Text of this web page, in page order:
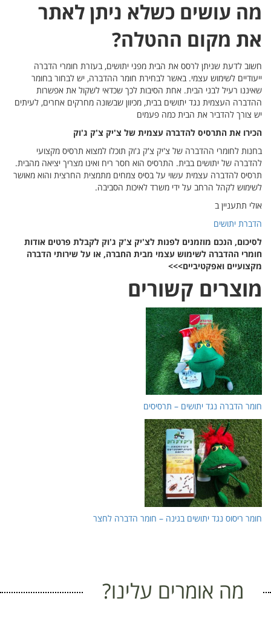
מה עושים כשלא ניתן לאתר
את מקום ההטלה?
חשוב לדעת שניתן לרסס את הבית מפני יתושים, בעזרת חומרי הדברה
ייעודיים לשימוש עצמי. באשר לבחירת חומר ההדברה, יש לבחור בחומר
שאיננו רעיל לבני הבית. אחת הסיבות לכך שכדאי לשקול את אפשרות
ההדברה העצמית נגד יתושים בבית, מכיוון שבשונה מחרקים אחרים, לעיתים
יש צורך להדביר את הבית כמה פעמים
הכירו את התרסיס להדברה עצמית של צ'יק צ'ק ג'וק
בחנות לחומרי ההדברה של צ'יק צ'ק ג'וק תוכלו למצוא תרסיס מקצועי
להדברה של יתושים בבית. התרסיס הוא חסר ריח ואינו מצריך יציאה מהבית.
תרסיס להדברה עצמית עשוי על בסיס צמחים מתמצית החרצית והוא מאושר
לשימוש לקהל הרחב על ידי משרד לאיכות הסביבה.
אולי תתעניין ב
הדברת יתושים
לסיכום, הנכם מוזמנים לפנות לצ'יק צ'ק ג'וק לקבלת פרטים אודות
חומרי ההדברה לשימוש עצמי מבית החברה, או על שירותי הדברה
מקצועיים ואפקטיביים>>>
מוצרים קשורים
חומר הדברה נגד יתושים – תרסיסים
חומר ריסוס נגד יתושים בגינה – חומר הדברה לחצר
מה אומרים עלינו?